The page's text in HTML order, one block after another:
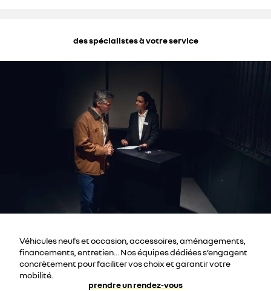
des spécialistes à votre service
Véhicules neufs et occasion, accessoires, aménagements,
financements, entretien… Nos équipes dédiées s’engagent
concrètement pour faciliter vos choix et garantir votre
mobilité.
prendre un rendez-vous